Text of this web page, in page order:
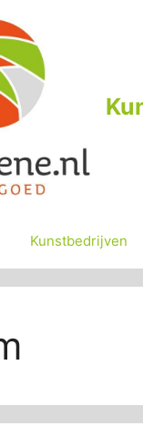
Kunstbedrijven